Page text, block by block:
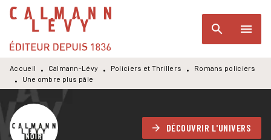
MENU RECHERCHE
PIED DE PAGE
search menu
Accueil • Calmann-Lévy • Policiers et Thrillers •
Romans policiers
•
Une ombre plus pâle
arrow_forward DÉCOUVRIR L'UNIVERS